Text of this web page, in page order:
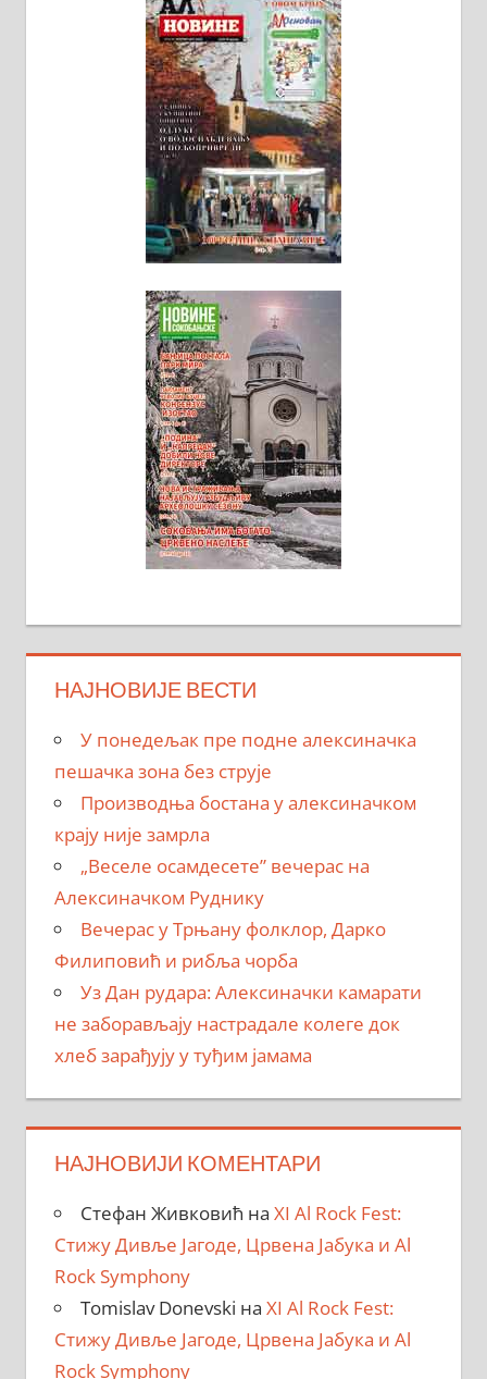
НАЈНОВИЈЕ ВЕСТИ
У понедељак пре подне алексиначка
пешачка зона без струје
Производња бостана у алексиначком
крају није замрла
„Веселе осамдесете” вечерас на
Алексиначком Руднику
Вечерас у Трњану фолклор, Дарко
Филиповић и рибља чорба
Уз Дан рудара: Алексиначки камарати
не заборављају настрадале колеге док
хлеб зарађују у туђим јамама
НАЈНОВИЈИ КОМЕНТАРИ
Стефан Живковић на XI Al Rock Fest:
Стижу Дивље Јагоде, Црвена Јабука и Al
Rock Symphony
Tomislav Donevski на XI Al Rock Fest:
Стижу Дивље Јагоде, Црвена Јабука и Al
Rock Symphony